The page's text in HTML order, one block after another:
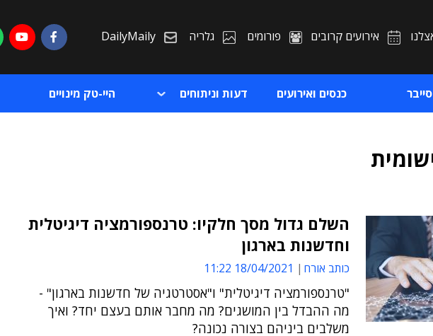
אירועים קרובים פורומים גלריה DailyMaily
סייבר כנסים ואירועים דעות וניתוחים היי-טק מינויים
השלם גדול מסך חלקיו: טרנספורמציה דיגיטלית
וחדשנות בארגון
כותב אורח 18/04/2021 11:22
"טרנספורמציה דיגיטלית" ו"אסטרטגיה של חדשנות בארגון" -
מה ההבדל בין המושגים? מה מחבר אותם בעצם יחד? ואיך
משלבים ביניהם בצורה נכונה?